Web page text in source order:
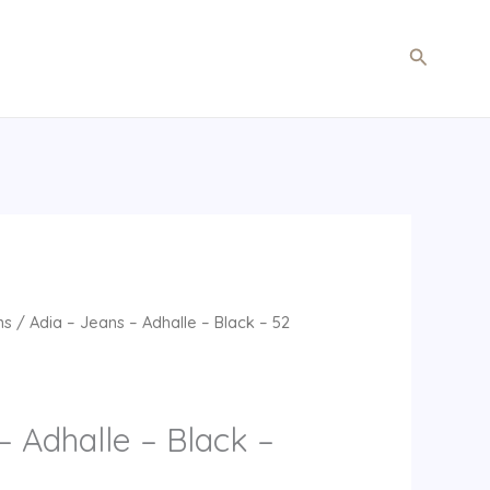
Søg
/ Adia – Jeans – Adhalle – Black – 52
Adhalle – Black –